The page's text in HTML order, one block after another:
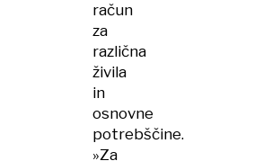
račun
za
različna
živila
in
osnovne
potrebščine.
»Za